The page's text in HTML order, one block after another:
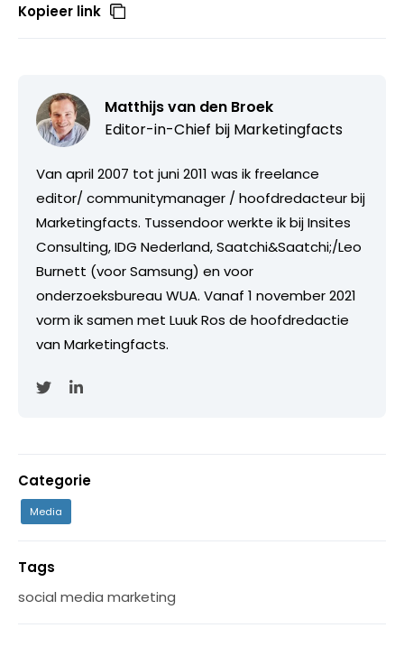
Kopieer link
Matthijs van den Broek
Editor-in-Chief bij Marketingfacts
Van april 2007 tot juni 2011 was ik freelance
editor/ communitymanager / hoofdredacteur bij
Marketingfacts. Tussendoor werkte ik bij Insites
Consulting, IDG Nederland, Saatchi&Saatchi;/Leo
Burnett (voor Samsung) en voor
onderzoeksbureau WUA. Vanaf 1 november 2021
vorm ik samen met Luuk Ros de hoofdredactie
van Marketingfacts.
Categorie
Media
Tags
social media marketing